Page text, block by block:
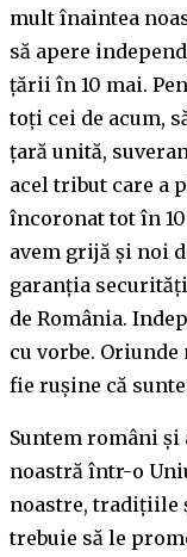
mult înaintea
să apere
țării în 10 mai.
toți cei de acum,
țară unită,
acel tribut care a
încoronat tot în 10
avem grijă și noi
garanția
de România.
cu vorbe.
fie rușine că
Suntem români
noastră într-o
noastre, tradițiile
trebuie să le